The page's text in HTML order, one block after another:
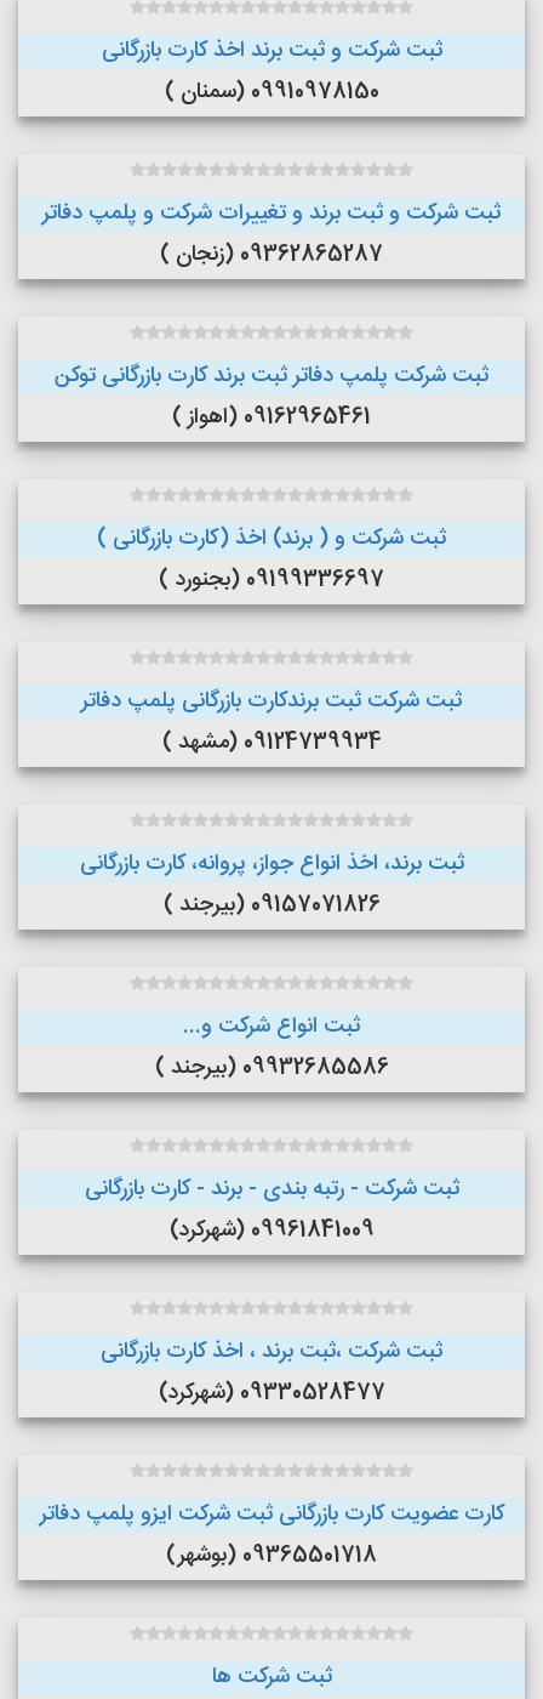
ثبت شرکت و ثبت برند اخذ کارت بازرگانی
09910978150 (سمنان )
ثبت شرکت و ثبت برند و تغییرات شرکت و پلمپ دفاتر
09362865287 (زنجان )
ثبت شرکت پلمپ دفاتر ثبت برند کارت بازرگانی توکن
09162965461 (اهواز )
ثبت شرکت و ( برند) اخذ (کارت بازرگانی )
09199336697 (بجنورد )
ثبت شرکت ثبت برندکارت بازرگانی پلمپ دفاتر
09124739934 (مشهد )
ثبت برند، اخذ انواع جواز، پروانه، کارت بازرگانی
09157071826 (بیرجند )
ثبت انواع شرکت و...
09932685586 (بیرجند )
ثبت شرکت - رتبه بندی - برند - کارت بازرگانی
09961841009 (شهرکرد)
ثبت شرکت ،ثبت برند ، اخذ کارت بازرگانی
09330528477 (شهرکرد)
کارت عضویت کارت بازرگانی ثبت شرکت ایزو پلمپ دفاتر
09365501718 (بوشهر)
ثبت شرکت ها